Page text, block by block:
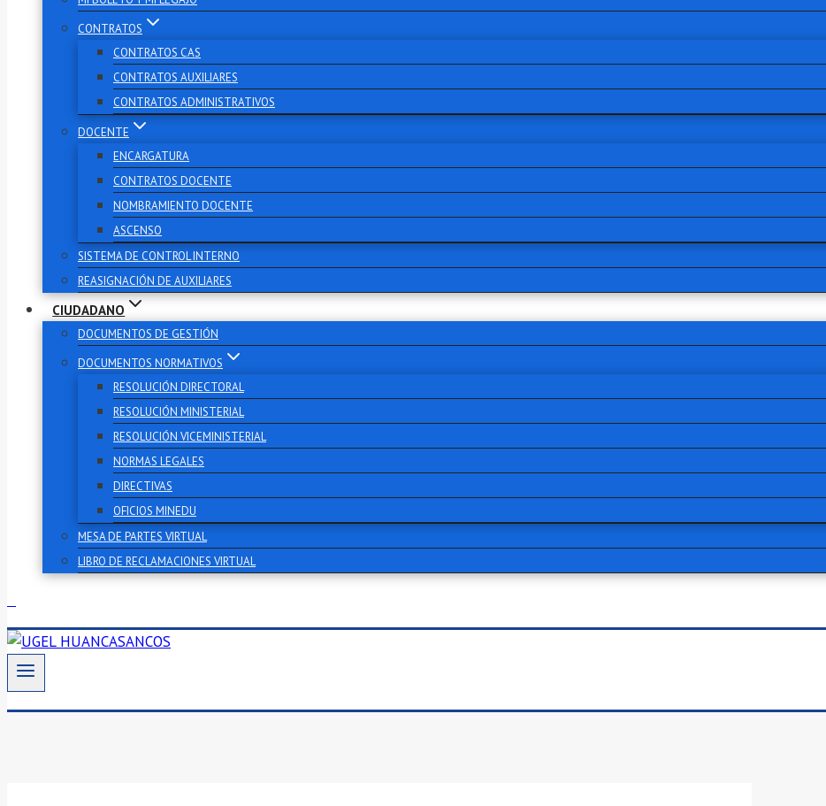
CONTRATOS
CONTRATOS CAS
CONTRATOS AUXILIARES
CONTRATOS ADMINISTRATIVOS
DOCENTE
ENCARGATURA
CONTRATOS DOCENTE
NOMBRAMIENTO DOCENTE
ASCENSO
SISTEMA DE CONTROL INTERNO
REASIGNACIÓN DE AUXILIARES
CIUDADANO
DOCUMENTOS DE GESTIÓN
DOCUMENTOS NORMATIVOS
RESOLUCIÓN DIRECTORAL
RESOLUCIÓN MINISTERIAL
RESOLUCIÓN VICEMINISTERIAL
NORMAS LEGALES
DIRECTIVAS
OFICIOS MINEDU
MESA DE PARTES VIRTUAL
LIBRO DE RECLAMACIONES VIRTUAL